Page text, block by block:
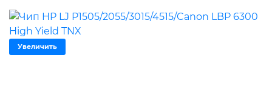
Увеличить